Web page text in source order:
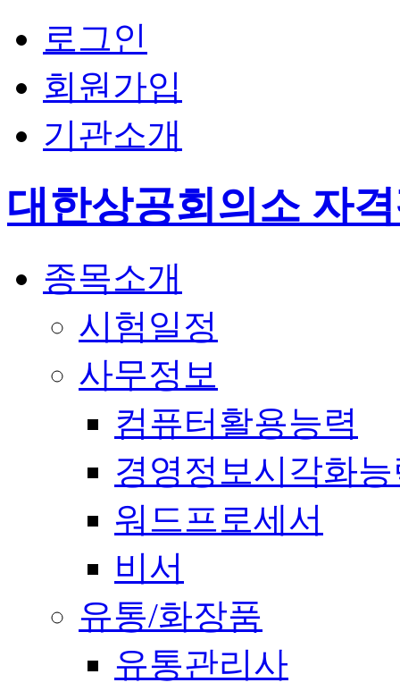
로그인
회원가입
기관소개
대한상공회의소 자
종목소개
시험일정
사무정보
컴퓨터활용능력
경영정보시각화
워드프로세서
비서
유통/화장품
유통관리사